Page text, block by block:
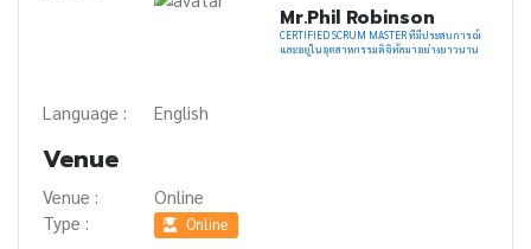
Mr.Phil Robinson
CERTIFIED SCRUM MASTER ที่มีประสบการณ์
และอยู่ในอุตสาหกรรมดิจิทัลมาอย่างยาวนาน
Language : English
Venue
Venue :
Online
Type :
Online